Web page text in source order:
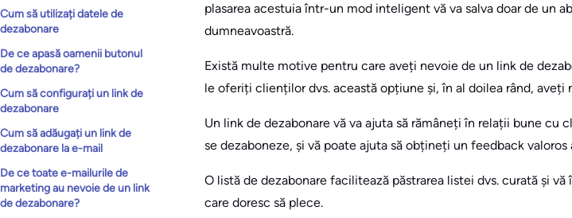
Cum să utilizați datele de
dezabonare
De ce apasă oamenii butonul
de dezabonare?
Cum să configurați un link de
dezabonare
Cum să adăugați un link de
dezabonare la e-mail
De ce toate e-mailurile de
marketing au nevoie de un link
de dezabonare?
plasarea acestuia într-un mod inteligent vă va salva doar de un
dumneavoastră.
Există multe motive pentru care aveți nevoie de un link de
le oferiți clienților dvs. această opțiune și, în al doilea rând, aveți
Un link de dezabonare vă va ajuta să rămâneți în relații bune cu
se dezaboneze, și vă poate ajuta să obțineți un feedback
O listă de dezabonare facilitează păstrarea listei dvs. curată și
care doresc să plece.